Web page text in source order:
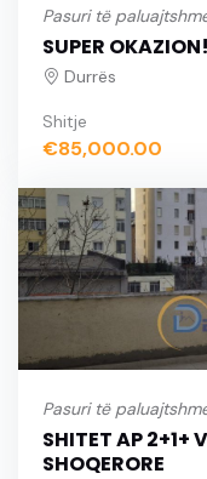
Pasuri të
SUPER
Durrës
Shitje
€85,000.00
Pasuri të
SHITET AP 2+1+
SHOQERORE